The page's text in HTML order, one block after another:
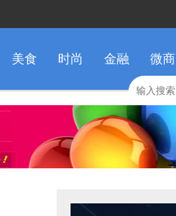
美食 时尚 金融 微商